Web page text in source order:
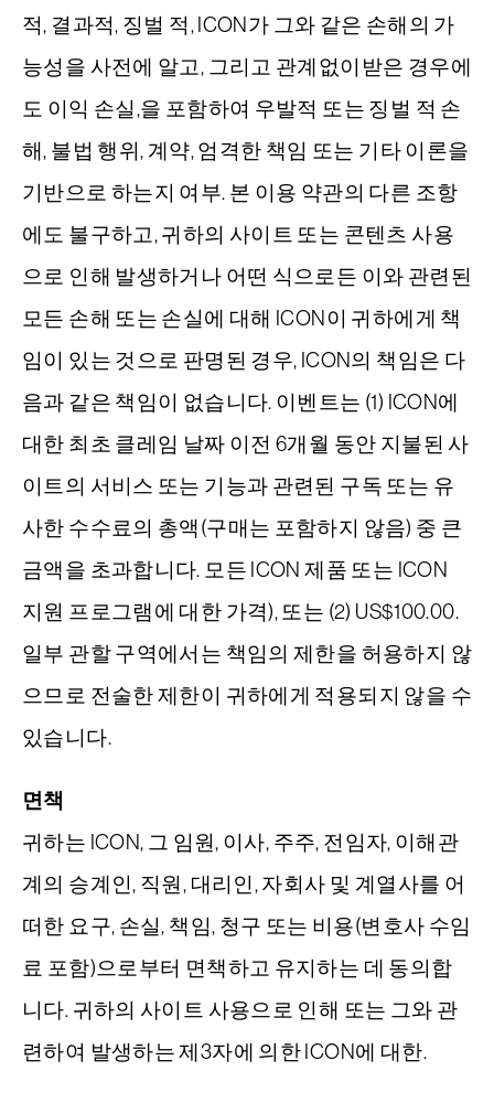
적, 결과적, 징벌 적, ICON가 그와 같은 손해의 가
능성을 사전에 알고, 그리고 관계없이받은 경우에
도 이익 손실,을 포함하여 우발적 또는 징벌 적 손
해, 불법 행위, 계약, 엄격한 책임 또는 기타 이론을
기반으로 하는지 여부. 본 이용 약관의 다른 조항
에도 불구하고, 귀하의 사이트 또는 콘텐츠 사용
으로 인해 발생하거나 어떤 식으로든 이와 관련된
모든 손해 또는 손실에 대해 ICON이 귀하에게 책
임이 있는 것으로 판명된 경우, ICON의 책임은 다
음과 같은 책임이 없습니다. 이벤트는 (1) ICON에
대한 최초 클레임 날짜 이전 6개월 동안 지불된 사
이트의 서비스 또는 기능과 관련된 구독 또는 유
사한 수수료의 총액(구매는 포함하지 않음) 중 큰
금액을 초과합니다. 모든 ICON 제품 또는 ICON
지원 프로그램에 대한 가격), 또는 (2) US$100.00.
일부 관할 구역에서는 책임의 제한을 허용하지 않
으므로 전술한 제한이 귀하에게 적용되지 않을 수
있습니다.
면책
귀하는 ICON, 그 임원, 이사, 주주, 전임자, 이해관
계의 승계인, 직원, 대리인, 자회사 및 계열사를 어
떠한 요구, 손실, 책임, 청구 또는 비용(변호사 수임
료 포함)으로부터 면책하고 유지하는 데 동의합
니다. 귀하의 사이트 사용으로 인해 또는 그와 관
련하여 발생하는 제3자에 의한 ICON에 대한.